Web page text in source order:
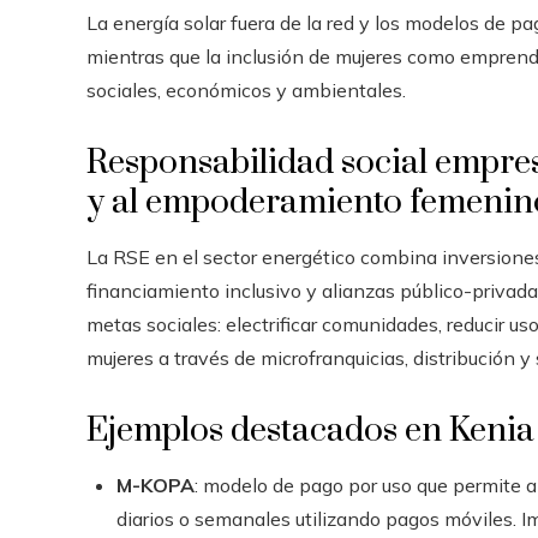
La energía solar fuera de la red y los modelos de
mientras que la inclusión de mujeres como
sociales, económicos y ambientales.
Responsabilidad social
y al empoderamiento
La RSE en el sector energético combina
financiamiento inclusivo y alianzas público-
metas sociales: electrificar comunidades, reducir
mujeres a través de microfranquicias, distribución
Ejemplos destacados en Kenia
M-KOPA: modelo de pago por uso que permite
diarios o semanales utilizando pagos móviles.